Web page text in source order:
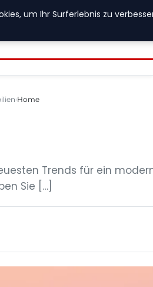
Home
Trends für ein
Sie […]
um Ihr Surferlebnis zu